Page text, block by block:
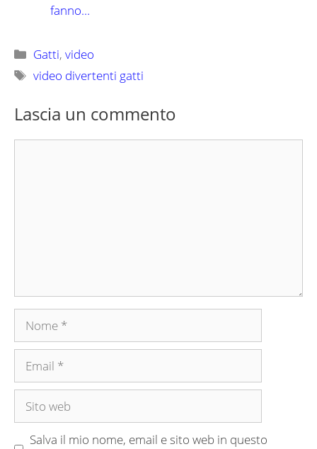
fanno…
Categorie
Gatti,video
Tag
video divertenti gatti
Lascia un commento
Nome
Email
Sito
Salva il mio nome, email e sito web in questo